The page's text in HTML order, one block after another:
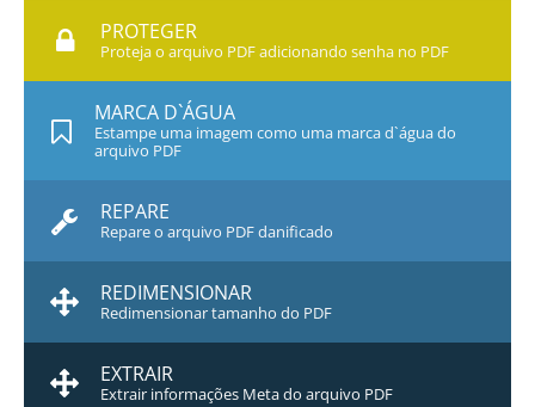
PROTEGER
Proteja o arquivo PDF adicionando senha no PDF
MARCA D`ÁGUA
Estampe uma imagem como uma marca d`água do
arquivo PDF
REPARE
Repare o arquivo PDF danificado
REDIMENSIONAR
Redimensionar tamanho do PDF
EXTRAIR
Extrair informações Meta do arquivo PDF